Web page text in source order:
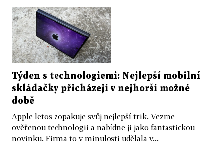
Týden s technologiemi: Nejlepší mobilní
skládačky přicházejí v nejhorší možné
době
Apple letos zopakuje svůj nejlepší trik. Vezme
ověřenou technologii a nabídne ji jako fantastickou
novinku. Firma to v minulosti udělala v...